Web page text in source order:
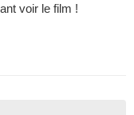
voir le film !